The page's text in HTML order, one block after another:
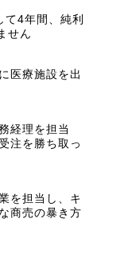
4年間、純利
せん
医療施設を出
経理を担当
注を勝ち取っ
を担当し、キ
商売の暴き方